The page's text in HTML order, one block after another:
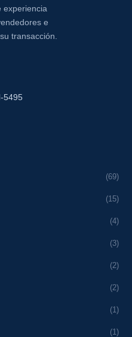
experiencia
e
transacción.
5495
(69)
(15)
(4)
(3)
(2)
(2)
(1)
(1)